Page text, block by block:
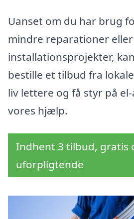
Uanset om du har brug
mindre reparationer
installationsprojekter,
bestille et tilbud fra
liv lettere og få styr på
vores hjælp.
Indhent 3 tilbud, gratis
uforpligtende